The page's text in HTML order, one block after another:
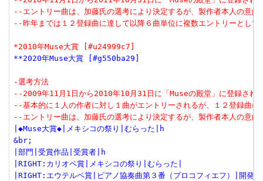
--エントリー曲は、加藤氏の選考により決定するが、製作者本人の意
--昨年までは１２登録曲に達して以降６曲単位に複数エントリーとし
*2010年Muse大賞 [#u24999c7]
**2020年Muse大賞 [#g550ba29]
-選考方法
--2009年11月1日から2010年10月31日に「Museの殿堂」に登録され
--基本的に１人の作者に対し１曲がエントリーされるが、１２登録曲
--エントリー曲は、加藤氏の選考により決定するが、製作者本人の意
|◆Muse大賞◆|メキシコの祭り|むらった|h
&br;
|部門|受賞作品|受賞者|h
|RIGHT:カリオペ賞|メキシコの祭り|むらった|
|RIGHT:エウテルペ賞|ピアノ協奏曲第３番（プロコフィエフ）|開発